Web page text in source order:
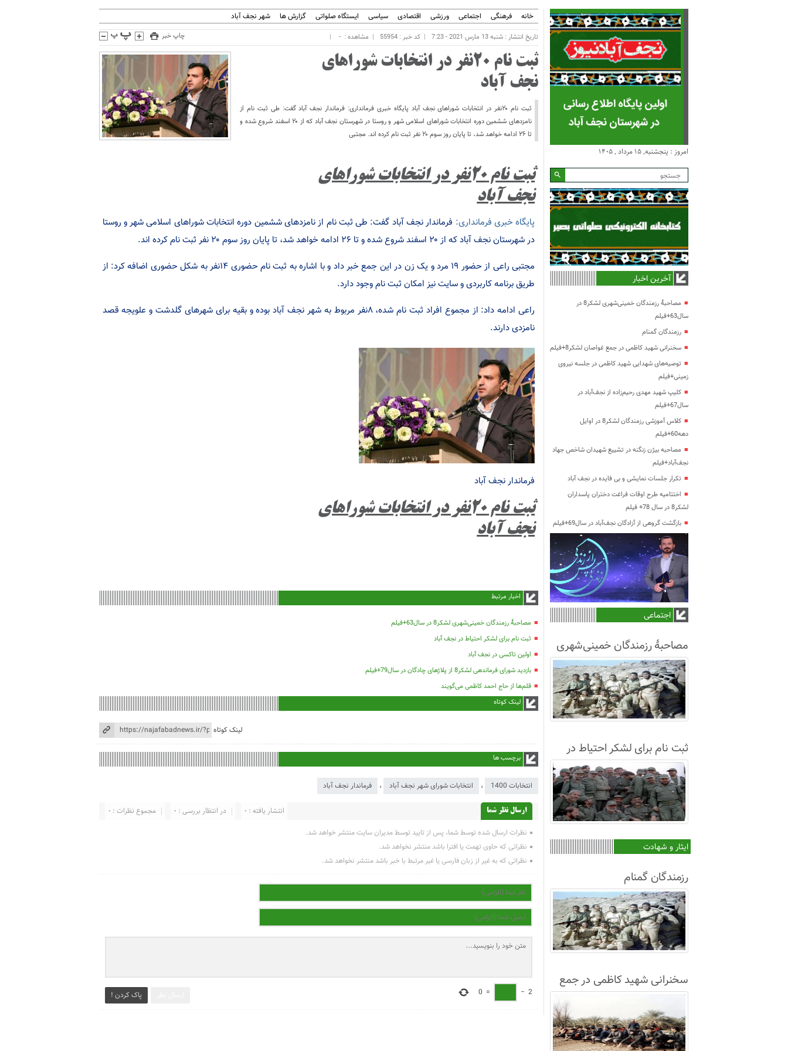
خانه فرهنگی اجتماعی ورزشی اقتصادی سیاسی ایستگاه صلواتی گزارش ها شهر نجف آباد
تاریخ انتشار : شنبه 13 مارس 2021 - 7:23 کد خبر : 55954 مشاهده : - چاپ خبر
ثبت نام ۲۰نفر در انتخابات شوراهای
نجف آباد
ثبت نام ۲۰نفر در انتخابات شوراهای نجف آباد پایگاه خبری فرمانداری: فرماندار نجف آباد گفت: طی ثبت نام از
نامزدهای ششمین دوره انتخابات شوراهای اسلامی شهر و روستا در شهرستان نجف آباد که از ۲۰ اسفند شروع شده و
تا ۲۶ ادامه خواهد شد، تا پایان روز سوم ۲۰ نفر ثبت نام کرده اند. مجتبی
ثبت نام ۲۰نفر در انتخابات شوراهای
نجف آباد
پایگاه خبری فرمانداری: فرماندار نجف آباد گفت: طی ثبت نام از نامزدهای ششمین دوره انتخابات شوراهای اسلامی شهر و روستا
در شهرستان نجف آباد که از ۲۰ اسفند شروع شده و تا ۲۶ ادامه خواهد شد، تا پایان روز سوم ۲۰ نفر ثبت نام کرده اند.
مجتبی راعی از حضور ۱۹ مرد و یک زن در این جمع خبر داد و با اشاره به ثبت نام حضوری ۱۴نفر به شکل حضوری اضافه کرد: از
طریق برنامه کاربردی و سایت نیز امکان ثبت نام وجود دارد.
راعی ادامه داد: از مجموع افراد ثبت نام شده، ۸نفر مربوط به شهر نجف آباد بوده و بقیه برای شهرهای گلدشت و علویجه قصد
نامزدی دارند.
فرماندار نجف آباد
ثبت نام ۲۰نفر در انتخابات شوراهای
نجف آباد
اخبار مرتبط
مصاحبۀ رزمندگان خمینی‌شهری لشکر8 در سال63+فیلم
ثبت نام برای لشکر احتیاط در نجف آباد
اولین تاکسی در نجف آباد
بازدید شورای فرماندهی لشکر8 از پلاژهای چادگان در سال79+فیلم
قلم‌ها از حاج احمد کاظمی می‌گویند
لینک کوتاه
لینک کوتاه
برچسب ها
انتخابات 1400 ، انتخابات شورای شهر نجف آباد ، فرماندار نجف آباد
ارسال نظر شما مجموع نظرات : 0 در انتظار بررسی : 0 انتشار یافته : 0
نظرات ارسال شده توسط شما، پس از تایید توسط مدیران سایت منتشر خواهد شد.
نظراتی که حاوی تهمت یا افترا باشد منتشر نخواهد شد.
نظراتی که به غیر از زبان فارسی یا غیر مرتبط با خبر باشد منتشر نخواهد شد.
پاک کردن ! 2
−
=
0
امروز : پنجشنبه, ۱۵ مرداد , ۱۴۰۵
آخرین اخبار
مصاحبۀ رزمندگان خمینی‌شهری لشکر8 در
سال63+فیلم
رزمندگان گمنام
سخنرانی شهید کاظمی در جمع غواصان لشکر8+فیلم
توصیه‌های شهدایی شهید کاظمی در جلسه نیروی
زمینی+فیلم
کلیپ شهید مهدی رحیم‌زاده از نجف‌آباد در
سال67+فیلم
کلاس آموزشی رزمندگان لشکر8 در اوایل
دهه60+فیلم
مصاحبه بیژن زنگنه در تشییع شهیدان شاخص جهاد
نجف‌آباد+فیلم
تکرار جلسات نمایشی و بی فایده در نجف آباد
اختتامیه طرح اوقات فراغت دختران پاسداران
لشکر8 در سال 78+ فیلم
بازگشت گروهی از آزادگان نجف‌آباد در سال69+فیلم
اجتماعی
مصاحبۀ رزمندگان خمینی‌شهری
لشکر8 در سال63+فیلم
ثبت نام برای لشکر احتیاط در
نجف آباد
ایثار و شهادت
رزمندگان گمنام
سخنرانی شهید کاظمی در جمع
غواصان لشکر8+فیلم